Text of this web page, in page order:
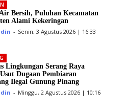
Bersih, Puluhan Kecamatan
Alami Kekeringan
- Senin, 3 Agustus 2026 | 16:33
Lingkungan Serang Raya
Dugaan Pembiaran
Ilegal Gunung Pinang
- Minggu, 2 Agustus 2026 | 10:16